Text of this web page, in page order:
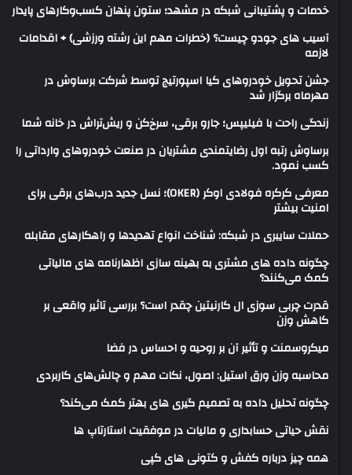
خدمات و پشتیبانی شبکه در مشهد؛ ستون پنهان کسب‌وکارهای پایدار
آسیب های جودو چیست؟ (خطرات مهم این رشته ورزشی) + اقدامات
لازمه
جشن تحویل خودروهای کیا اسپورتیج توسط شرکت برساوش در
مهرماه برگزار شد
زندگی راحت با فیلیپس؛ جارو برقی، سرخ‌کن و ریش‌تراش در خانه شما
برساوش رتبه اول رضایتمندی مشتریان در صنعت خودروهای وارداتی را
کسب نمود.
معرفی کرکره فولادی اوکر (OKER)؛ نسل جدید درب‌های برقی برای
امنیت بیشتر
حملات سایبری در شبکه: شناخت انواع تهدیدها و راهکارهای مقابله
چگونه داده های مشتری به بهینه سازی اظهارنامه های مالیاتی
کمک می‌کنند؟
قدرت چربی سوزی ال کارنیتین چقدر است؟ بررسی تاثیر واقعی بر
کاهش وزن
میکروسمنت و تأثیر آن بر روحیه و احساس در فضا
محاسبه وزن ورق استیل: اصول، نکات مهم و چالش‌های کاربردی
چگونه تحلیل داده به تصمیم گیری های بهتر کمک می‌کند؟
نقش حیاتی حسابداری و مالیات در موفقیت استارتاپ ها
همه چیز درباره کفش و کتونی های کپی